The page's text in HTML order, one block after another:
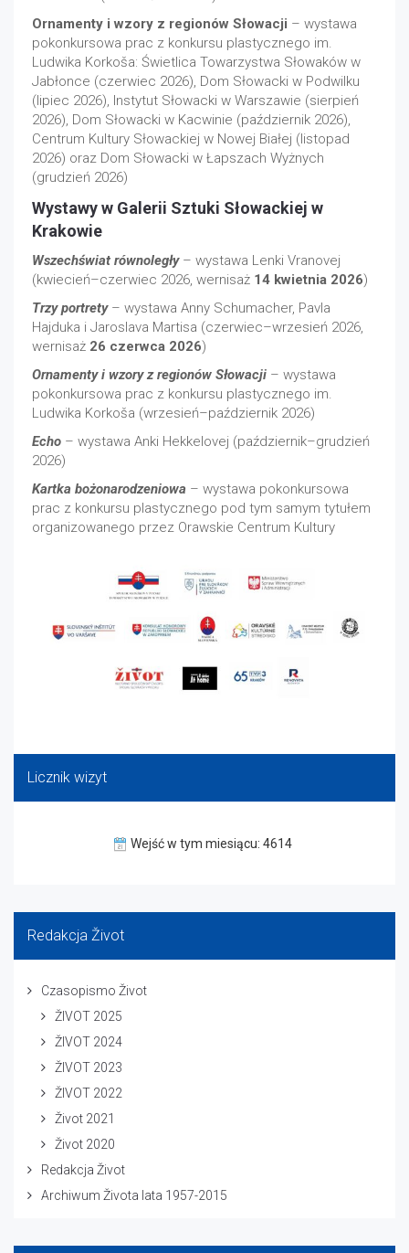
Ornamenty i wzory z regionów Słowacji – wystawa
pokonkursowa prac z konkursu plastycznego im.
Ludwika Korkoša: Świetlica Towarzystwa Słowaków w
Jabłonce (czerwiec 2026), Dom Słowacki w Podwilku
(lipiec 2026), Instytut Słowacki w Warszawie (sierpień
2026), Dom Słowacki w Kacwinie (październik 2026),
Centrum Kultury Słowackiej w Nowej Białej (listopad
2026) oraz Dom Słowacki w Łapszach Wyżnych
(grudzień 2026)
Wystawy w Galerii Sztuki Słowackiej w
Krakowie
Wszechświat równoległy– wystawa Lenki Vranovej
(kwiecień–czerwiec 2026, wernisaż 14 kwietnia 2026)
Trzy portrety– wystawa Anny Schumacher, Pavla
Hajduka i Jaroslava Martisa (czerwiec–wrzesień 2026,
wernisaż 26 czerwca 2026)
Ornamenty i wzory z regionów Słowacji – wystawa
pokonkursowa prac z konkursu plastycznego im.
Ludwika Korkoša (wrzesień–październik 2026)
Echo – wystawa Anki Hekkelovej (październik–grudzień
2026)
Kartka bożonarodzeniowa – wystawa pokonkursowa
prac z konkursu plastycznego pod tym samym tytułem
organizowanego przez Orawskie Centrum Kultury
Licznik wizyt
Wejść w tym miesiącu: 4614
Redakcja Život
Czasopismo Život
ŽIVOT 2025
ŽIVOT 2024
ŽIVOT 2023
ŽIVOT 2022
Život 2021
Život 2020
Redakcja Život
Archiwum Života lata 1957-2015